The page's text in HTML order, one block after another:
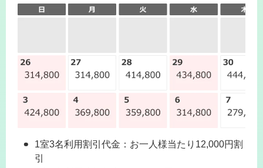
1室3名利用割引代金：お一人様当たり12,000円割
引